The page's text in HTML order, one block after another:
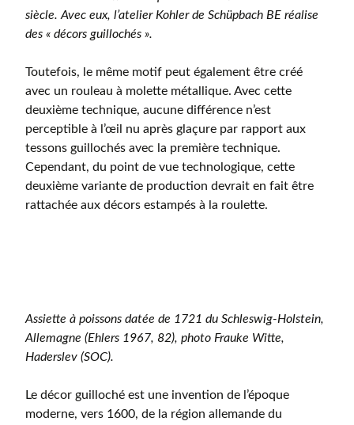
siècle. Avec eux, l’atelier Kohler de Schüpbach BE réalise
des « décors guillochés ».
Toutefois, le même motif peut également être créé
avec un rouleau à molette métallique. Avec cette
deuxième technique, aucune différence n’est
perceptible à l’œil nu après glaçure par rapport aux
tessons guillochés avec la première technique.
Cependant, du point de vue technologique, cette
deuxième variante de production devrait en fait être
rattachée aux décors estampés à la roulette.
Assiette à poissons datée de 1721 du Schleswig-Holstein,
Allemagne (Ehlers 1967, 82), photo Frauke Witte,
Haderslev (SOC).
Le décor guilloché est une invention de l’époque
moderne, vers 1600, de la région allemande du